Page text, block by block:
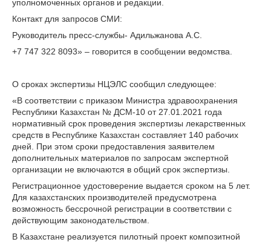
уполномоченных органов и редакции.
Контакт для запросов СМИ:
Руководитель пресс-службы- Адильжанова А.С.
+7 747 322 8093» – говорится в сообщении ведомства.
О сроках экспертизы НЦЭЛС сообщил следующее:
«В соответствии с приказом Министра здравоохранения
Республики Казахстан № ДСМ-10 от 27.01.2021 года
нормативный срок проведения экспертизы лекарственных
средств в Республике Казахстан составляет 140 рабочих
дней. При этом сроки предоставления заявителем
дополнительных материалов по запросам экспертной
организации не включаются в общий срок экспертизы.
Регистрационное удостоверение выдается сроком на 5 лет.
Для казахстанских производителей предусмотрена
возможность бессрочной регистрации в соответствии с
действующим законодательством.
В Казахстане реализуется пилотный проект композитной